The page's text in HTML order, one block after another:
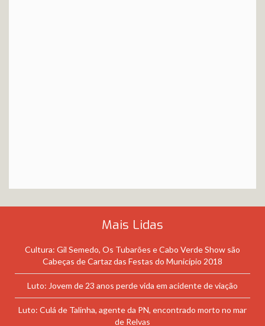
Mais Lidas
Cultura: Gil Semedo, Os Tubarões e Cabo Verde Show são
Cabeças de Cartaz das Festas do Município 2018
Luto: Jovem de 23 anos perde vida em acidente de viação
Luto: Culá de Talinha, agente da PN, encontrado morto no mar
de Relvas